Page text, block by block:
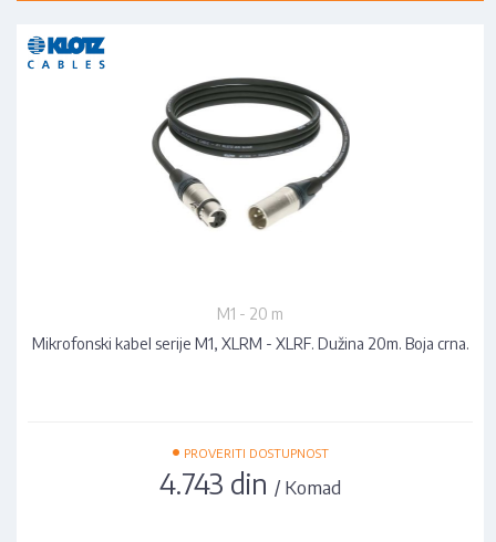
M1 - 20 m
Mikrofonski kabel serije M1, XLRM - XLRF. Dužina 20m. Boja crna.
• PROVERITI DOSTUPNOST
4.743 din/ Komad